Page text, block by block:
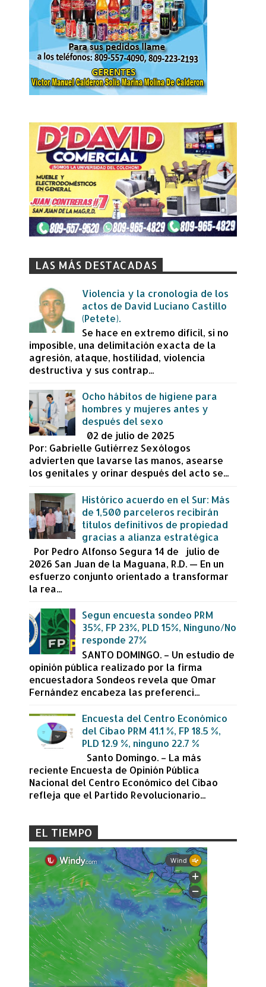
LAS MÁS DESTACADAS
Violencia y la cronología de los
actos de David Luciano Castillo
(Petete).
Se hace en extremo difícil, si no
imposible, una delimitación exacta de la
agresión, ataque, hostilidad, violencia
destructiva y sus contrap...
Ocho hábitos de higiene para
hombres y mujeres antes y
después del sexo
02 de julio de 2025
Por: Gabrielle Gutiérrez Sexólogos
advierten que lavarse las manos, asearse
los genitales y orinar después del acto se...
Histórico acuerdo en el Sur: Más
de 1,500 parceleros recibirán
títulos definitivos de propiedad
gracias a alianza estratégica
Por Pedro Alfonso Segura 14 de julio de
2026 San Juan de la Maguana, R.D. — En un
esfuerzo conjunto orientado a transformar
la rea...
Segun encuesta sondeo PRM
35%, FP 23%, PLD 15%, Ninguno/No
responde 27%
SANTO DOMINGO. – Un estudio de
opinión pública realizado por la firma
encuestadora Sondeos revela que Omar
Fernández encabeza las preferenci...
Encuesta del Centro Económico
del Cibao PRM 41.1 %, FP 18.5 %,
PLD 12.9 %, ninguno 22.7 %
Santo Domingo. – La más
reciente Encuesta de Opinión Pública
Nacional del Centro Económico del Cibao
refleja que el Partido Revolucionario...
EL TIEMPO